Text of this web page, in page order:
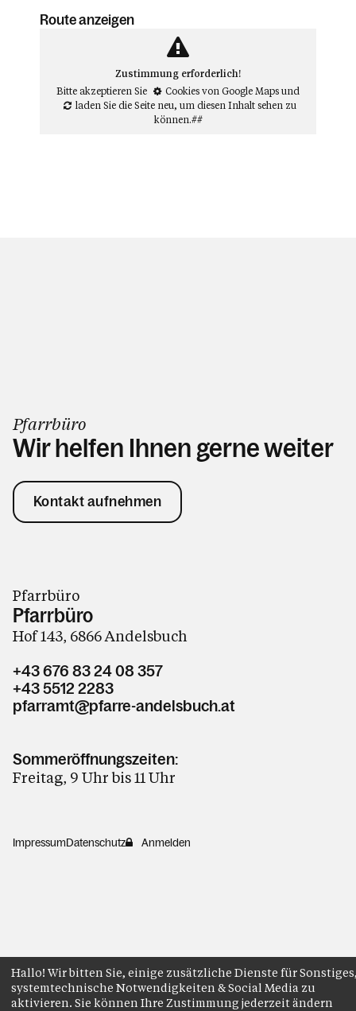
Route anzeigen
Zustimmung erforderlich!
Bitte akzeptieren Sie
Cookies von Google Mapsund
laden Sie die Seite neu, um diesen Inhalt sehen zu
können.##
Pfarrbüro
Wir helfen Ihnen gerne weiter
Kontakt aufnehmen
Pfarrbüro
Pfarrbüro
Hof 143, 6866 Andelsbuch
+43 676 83 24 08 357
+43 5512 2283
pfarramt@pfarre-andelsbuch.at
Sommeröffnungszeiten:
Freitag, 9 Uhr bis 11 Uhr
ImpressumDatenschutz Anmelden
Hallo! Wir bitten Sie, einige zusätzliche Dienste für
systemtechnische Notwendigkeiten & Social Media zu
aktivieren. Sie können Ihre Zustimmung jederzeit ändern